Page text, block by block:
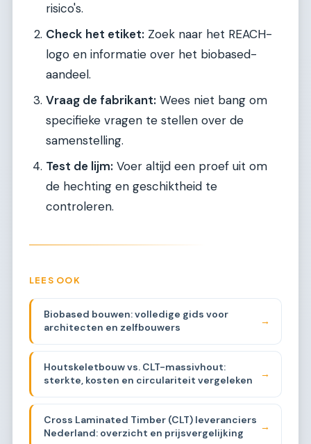
risico's.
Check het etiket: Zoek naar het REACH-
logo en informatie over het biobased-
aandeel.
Vraag de fabrikant: Wees niet bang om
specifieke vragen te stellen over de
samenstelling.
Test de lijm: Voer altijd een proef uit om
de hechting en geschiktheid te
controleren.
LEES OOK
Biobased bouwen: volledige gids voor
architecten en zelfbouwers
→
Houtskeletbouw vs. CLT-massivhout:
sterkte, kosten en circulariteit vergeleken
→
Cross Laminated Timber (CLT) leveranciers
Nederland: overzicht en prijsvergelijking
→